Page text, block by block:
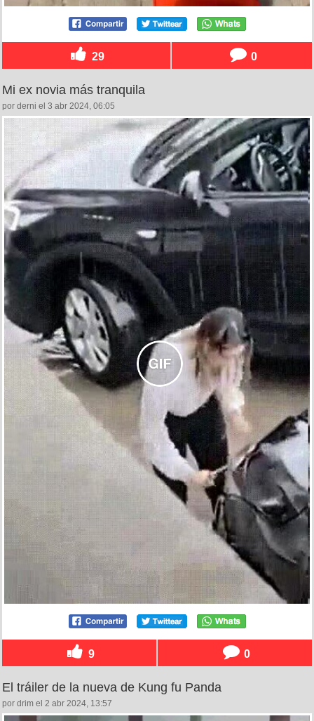
29 0
Mi ex novia más tranquila
por derni el 3 abr 2024, 06:05
9 0
El tráiler de la nueva de Kung fu Panda
por drim el 2 abr 2024, 13:57